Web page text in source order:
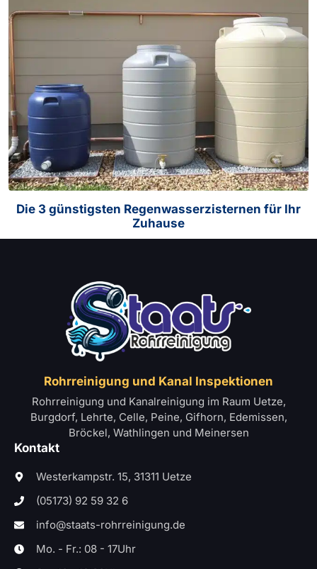
Die 3 günstigsten Regenwasserzisternen für Ihr
Zuhause
Rohrreinigung und Kanal Inspektionen
Rohrreinigung und Kanalreinigung im Raum Uetze,
Burgdorf, Lehrte, Celle, Peine, Gifhorn, Edemissen,
Bröckel, Wathlingen und Meinersen
Kontakt
Westerkampstr. 15, 31311 Uetze
(05173) 92 59 32 6
info@staats-rohrreinigung.de
Mo. - Fr.: 08 - 17Uhr